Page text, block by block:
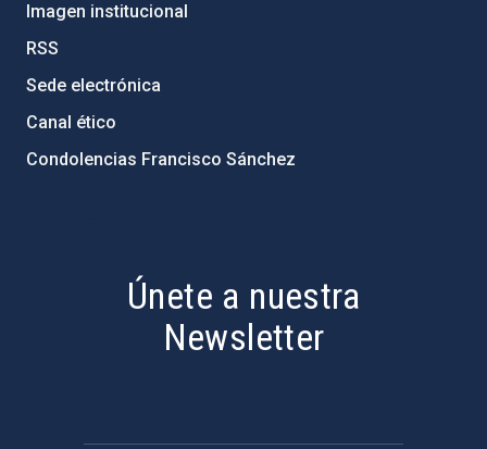
Imagen institucional
RSS
Sede electrónica
Canal ético
Condolencias Francisco Sánchez
Únete a nuestra
Newsletter